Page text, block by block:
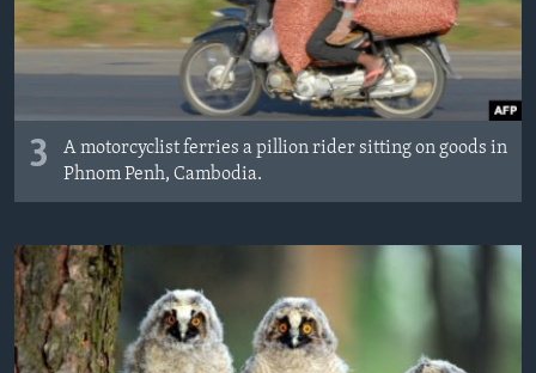
3
A motorcyclist ferries a pillion rider sitting on goods in
Phnom Penh, Cambodia.